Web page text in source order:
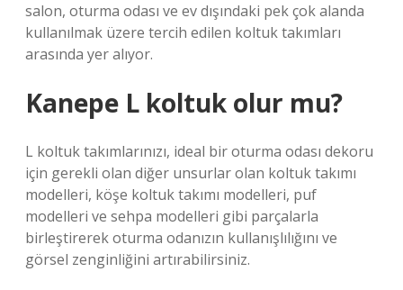
salon, oturma odası ve ev dışındaki pek çok alanda
kullanılmak üzere tercih edilen koltuk takımları
arasında yer alıyor.
Kanepe L koltuk olur mu?
L koltuk takımlarınızı, ideal bir oturma odası dekoru
için gerekli olan diğer unsurlar olan koltuk takımı
modelleri, köşe koltuk takımı modelleri, puf
modelleri ve sehpa modelleri gibi parçalarla
birleştirerek oturma odanızın kullanışlılığını ve
görsel zenginliğini artırabilirsiniz.